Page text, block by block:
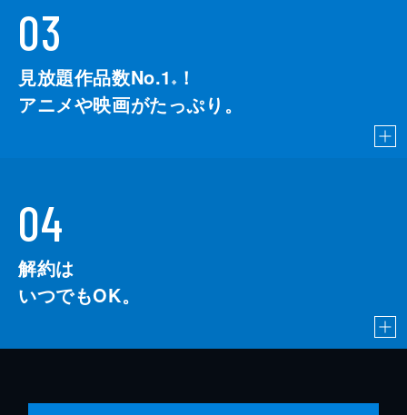
03
見放題作品数No.1 ※
！
アニメや映画がたっぷり。
04
解約は
いつでもOK。